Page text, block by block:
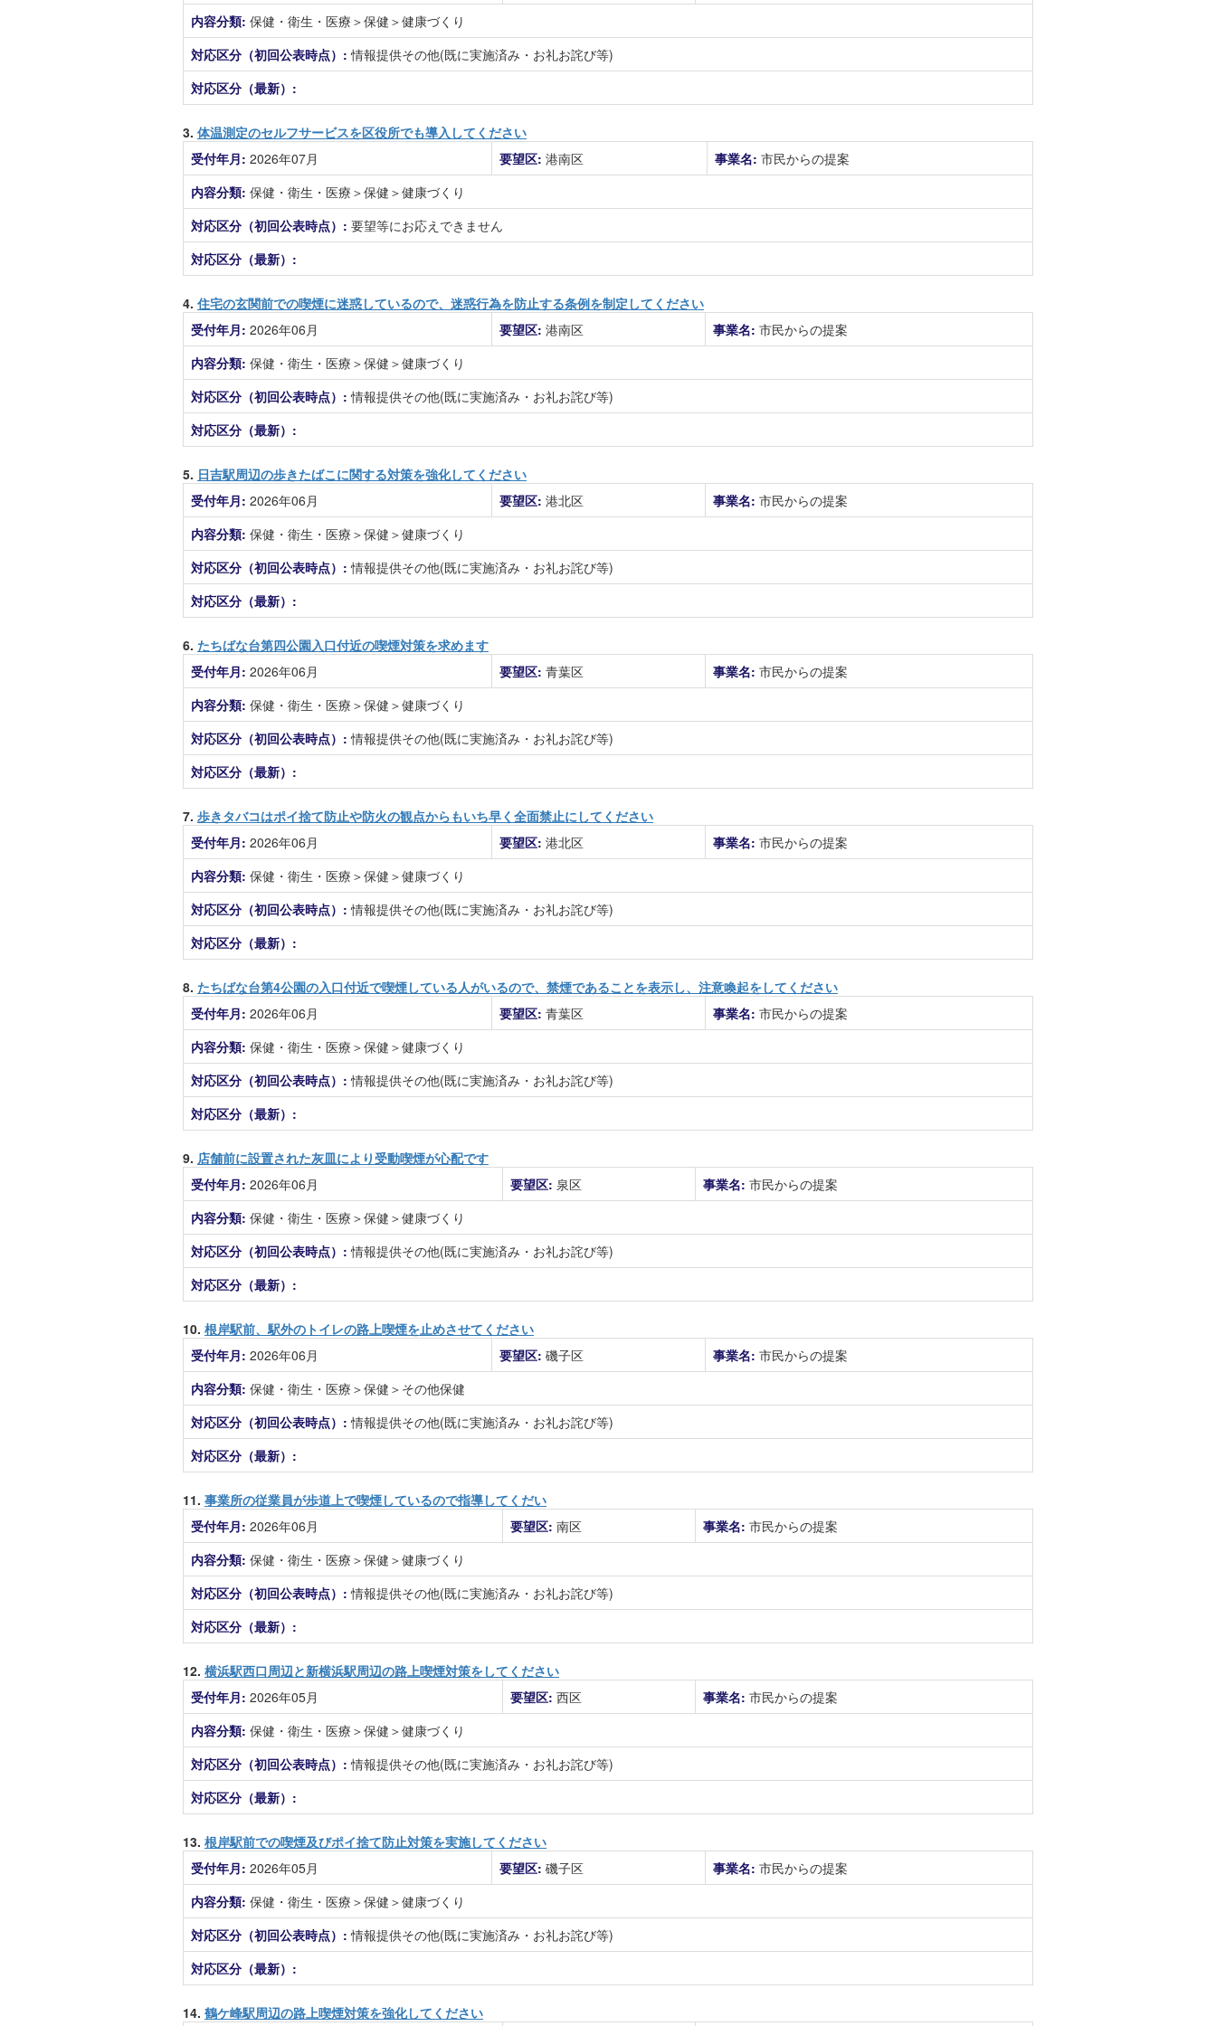
内容分類: 保健・衛生・医療＞保健＞健康づくり
対応区分（初回公表時点）:情報提供その他(既に実施済み・お礼お詫び等)
対応区分（最新）:
3. 体温測定のセルフサービスを区役所でも導入してください
受付年月: 2026年07月 要望区: 港南区 事業名: 市民からの提案
内容分類: 保健・衛生・医療＞保健＞健康づくり
対応区分（初回公表時点）: 要望等にお応えできません
対応区分（最新）:
4. 住宅の玄関前での喫煙に迷惑しているので、迷惑行為を防止する条例を制定してください
受付年月: 2026年06月 要望区: 港南区 事業名: 市民からの提案
内容分類: 保健・衛生・医療＞保健＞健康づくり
対応区分（初回公表時点）:情報提供その他(既に実施済み・お礼お詫び等)
対応区分（最新）:
5. 日吉駅周辺の歩きたばこに関する対策を強化してください
受付年月: 2026年06月 要望区: 港北区 事業名: 市民からの提案
内容分類: 保健・衛生・医療＞保健＞健康づくり
対応区分（初回公表時点）:情報提供その他(既に実施済み・お礼お詫び等)
対応区分（最新）:
6. たちばな台第四公園入口付近の喫煙対策を求めます
受付年月: 2026年06月 要望区: 青葉区 事業名: 市民からの提案
内容分類: 保健・衛生・医療＞保健＞健康づくり
対応区分（初回公表時点）:情報提供その他(既に実施済み・お礼お詫び等)
対応区分（最新）:
7. 歩きタバコはポイ捨て防止や防火の観点からもいち早く全面禁止にしてください
受付年月: 2026年06月 要望区: 港北区 事業名: 市民からの提案
内容分類: 保健・衛生・医療＞保健＞健康づくり
対応区分（初回公表時点）:情報提供その他(既に実施済み・お礼お詫び等)
対応区分（最新）:
8. たちばな台第4公園の入口付近で喫煙している人がいるので、禁煙であることを表示し、注意喚起をしてください
受付年月: 2026年06月 要望区: 青葉区 事業名: 市民からの提案
内容分類: 保健・衛生・医療＞保健＞健康づくり
対応区分（初回公表時点）:情報提供その他(既に実施済み・お礼お詫び等)
対応区分（最新）:
9. 店舗前に設置された灰皿により受動喫煙が心配です
受付年月: 2026年06月 要望区: 泉区 事業名: 市民からの提案
内容分類: 保健・衛生・医療＞保健＞健康づくり
対応区分（初回公表時点）:情報提供その他(既に実施済み・お礼お詫び等)
対応区分（最新）:
10. 根岸駅前、駅外のトイレの路上喫煙を止めさせてください
受付年月: 2026年06月 要望区: 磯子区 事業名: 市民からの提案
内容分類: 保健・衛生・医療＞保健＞その他保健
対応区分（初回公表時点）:情報提供その他(既に実施済み・お礼お詫び等)
対応区分（最新）:
11. 事業所の従業員が歩道上で喫煙しているので指導してくだい
受付年月: 2026年06月 要望区: 南区 事業名: 市民からの提案
内容分類: 保健・衛生・医療＞保健＞健康づくり
対応区分（初回公表時点）:情報提供その他(既に実施済み・お礼お詫び等)
対応区分（最新）:
12. 横浜駅西口周辺と新横浜駅周辺の路上喫煙対策をしてください
受付年月: 2026年05月 要望区: 西区 事業名: 市民からの提案
内容分類: 保健・衛生・医療＞保健＞健康づくり
対応区分（初回公表時点）:情報提供その他(既に実施済み・お礼お詫び等)
対応区分（最新）:
13. 根岸駅前での喫煙及びポイ捨て防止対策を実施してください
受付年月: 2026年05月 要望区: 磯子区 事業名: 市民からの提案
内容分類: 保健・衛生・医療＞保健＞健康づくり
対応区分（初回公表時点）:情報提供その他(既に実施済み・お礼お詫び等)
対応区分（最新）:
14. 鶴ケ峰駅周辺の路上喫煙対策を強化してください